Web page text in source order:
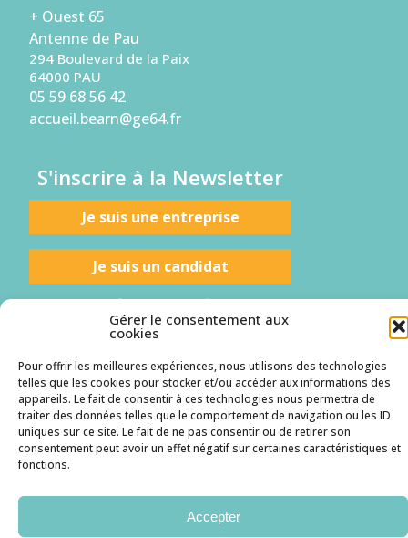
Gérer le consentement aux
cookies
Pour offrir les meilleures expériences, nous utilisons des technologies
telles que les cookies pour stocker et/ou accéder aux informations des
appareils. Le fait de consentir à ces technologies nous permettra de
traiter des données telles que le comportement de navigation ou les ID
uniques sur ce site. Le fait de ne pas consentir ou de retirer son
consentement peut avoir un effet négatif sur certaines caractéristiques et
fonctions.
Accepter
+ Ouest 65
Antenne de Pau
294 Boulevard de la Paix
64000 PAU
05 59 68 56 42
accueil.bearn@ge64.fr
S'inscrire à la Newsletter
Je suis une entreprise
Je suis un candidat
Mentions légales Politique des cookies RGPD